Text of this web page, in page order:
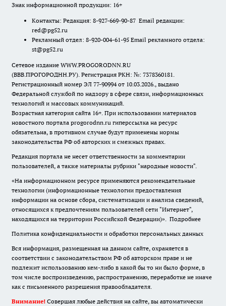
Знак информационной продукции: 16+
Контакты: Редакция: 8-927-669-90-87 Email редакции:
red@pg52.ru
Рекламный отдел: 8-920-004-61-95 Email рекламного отдела:
st@pg52.ru
Сетевое издание WWW.PROGORODNN.RU
(ВВВ.ПРОГОРОДНН.РУ). Регистрация РКН: №: 7378360181.
Регистрационный номер ЭЛ 77-90994 от 10.03.2026., выдано
Федеральной службой по надзору в сфере связи, информационных
технологий и массовых коммуникаций.
Возрастная категория сайта 16+. При использовании материалов
новостного портала progorodnn.ru гиперссылка на ресурс
обязательна, в противном случае будут применены нормы
законодательства РФ об авторских и смежных правах.
Редакция портала не несет ответственности за комментарии
пользователей, а также материалы рубрики "народные новости".
«На информационном ресурсе применяются рекомендательные
технологии (информационные технологии предоставления
информации на основе сбора, систематизации и анализа сведений,
относящихся к предпочтениям пользователей сети "Интернет",
находящихся на территории Российской Федерации)». Подробнее
Политика конфиденциальности и обработки персональных данных
Вся информация, размещенная на данном сайте, охраняется в
соответствии с законодательством РФ об авторском праве и не
подлежит использованию кем-либо в какой бы то ни было форме, в
том числе воспроизведению, распространению, переработке не иначе
как с письменного разрешения правообладателя.
Внимание! Совершая любые действия на сайте, вы автоматически